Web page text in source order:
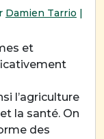
Damien Tarrio |
et
l’agriculture
la santé. On
des